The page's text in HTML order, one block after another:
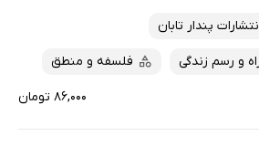
پندار تابان
و رسم زندگی فلسفه و منطق
۸۶,۰۰۰ تومان